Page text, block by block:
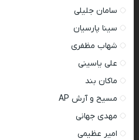
سامان جلیلی
سینا پارسیان
شهاب مظفری
علی یاسینی
ماکان بند
مسیح و آرش AP
مهدی جهانی
امیر عظیمی